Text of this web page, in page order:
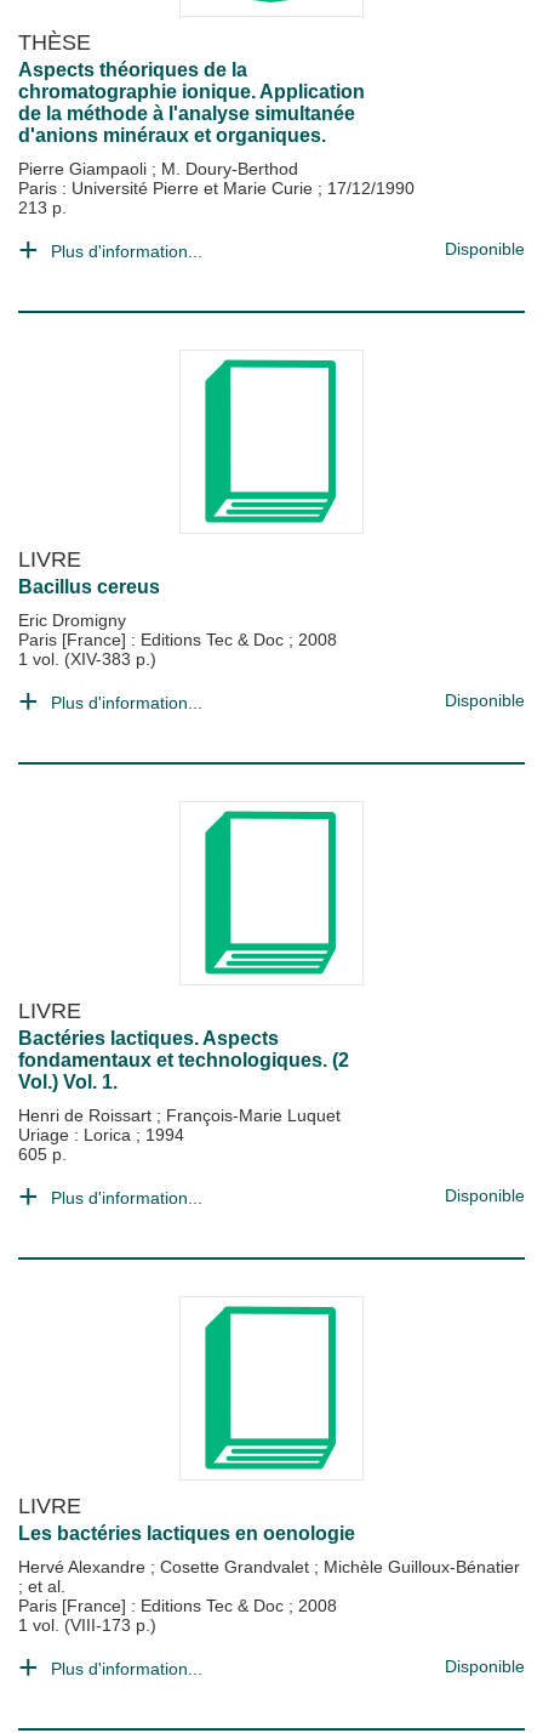
THÈSE
Aspects théoriques de la
chromatographie ionique. Application
de la méthode à l'analyse simultanée
d'anions minéraux et organiques.
Pierre Giampaoli ; M. Doury-Berthod
Paris : Université Pierre et Marie Curie ; 17/12/1990
213 p.
Plus d'information... Disponible
LIVRE
Bacillus cereus
Eric Dromigny
Paris [France] : Editions Tec & Doc ; 2008
1 vol. (XIV-383 p.)
Plus d'information... Disponible
LIVRE
Bactéries lactiques. Aspects
fondamentaux et technologiques. (2
Vol.) Vol. 1.
Henri de Roissart ; François-Marie Luquet
Uriage : Lorica ; 1994
605 p.
Plus d'information... Disponible
LIVRE
Les bactéries lactiques en oenologie
Hervé Alexandre ; Cosette Grandvalet ; Michèle Guilloux-Bénatier
; et al.
Paris [France] : Editions Tec & Doc ; 2008
1 vol. (VIII-173 p.)
Plus d'information... Disponible